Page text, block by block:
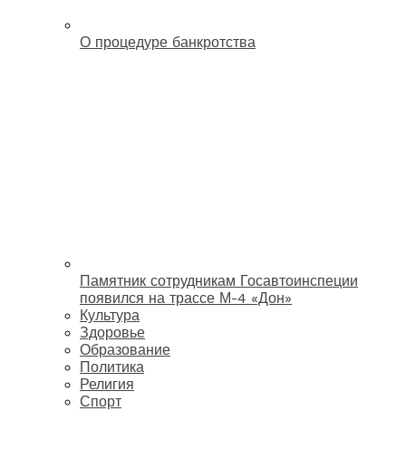
О процедуре банкротства
Памятник сотрудникам Госавтоинспеции
появился на трассе М-4 «Дон»
Культура
Здоровье
Образование
Политика
Религия
Спорт